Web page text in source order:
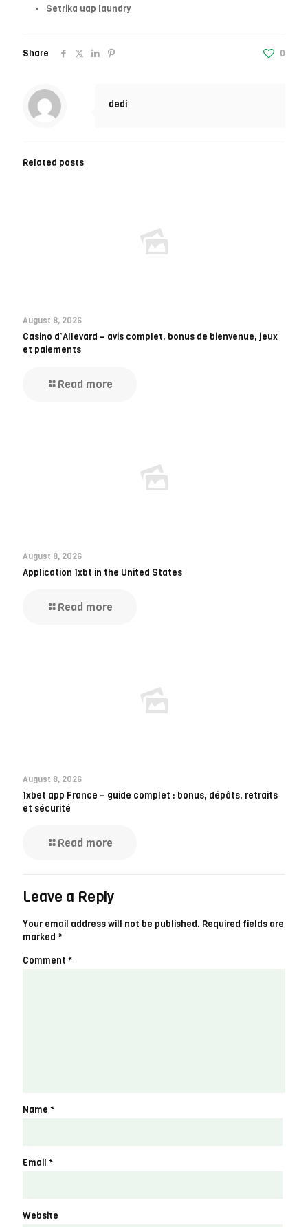
Setrika uap laundry
Share 0
dedi
Related posts
August 8, 2026
Casino d’Allevard – avis complet, bonus de bienvenue, jeux
et paiements
Read more
August 8, 2026
Application 1xbt in the United States
Read more
August 8, 2026
1xbet app France – guide complet : bonus, dépôts, retraits
et sécurité
Read more
Leave a Reply
Your email address will not be published. Required fields are
marked *
Comment *
Name *
Email *
Website